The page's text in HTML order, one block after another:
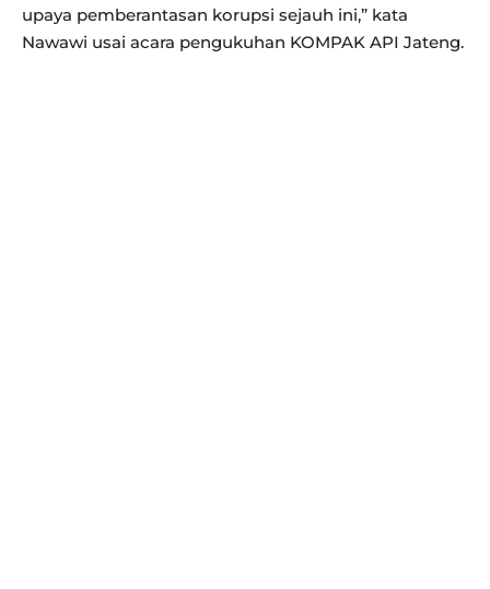
upaya pemberantasan korupsi sejauh ini,” kata
Nawawi usai acara pengukuhan KOMPAK API Jateng.